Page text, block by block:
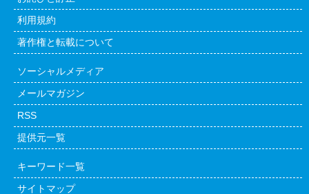
利用規約
著作権と転載について
ソーシャルメディア
メールマガジン
RSS
提供元一覧
キーワード一覧
サイトマップ